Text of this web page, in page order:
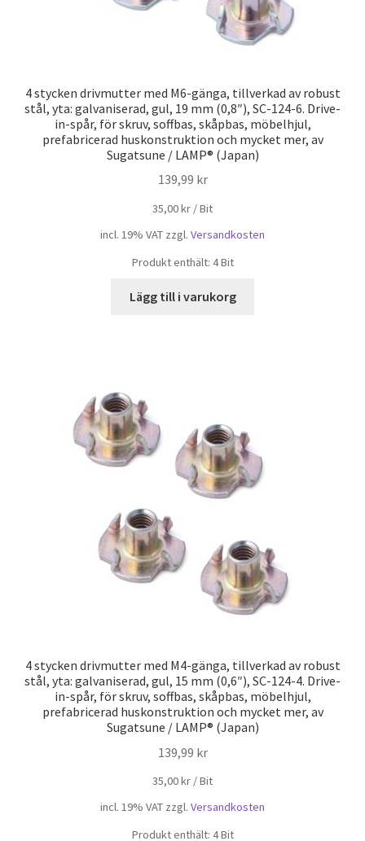
4 stycken drivmutter med M6-gänga, tillverkad av robust
stål, yta: galvaniserad, gul, 19 mm (0,8″), SC-124-6. Drive-
in-spår, för skruv, soffbas, skåpbas, möbelhjul,
prefabricerad huskonstruktion och mycket mer, av
Sugatsune / LAMP® (Japan)
139,99 kr
35,00kr /Bit
incl. 19% VAT zzgl. Versandkosten
Produkt enthält: 4Bit
Lägg till i varukorg
4 stycken drivmutter med M4-gänga, tillverkad av robust
stål, yta: galvaniserad, gul, 15 mm (0,6″), SC-124-4. Drive-
in-spår, för skruv, soffbas, skåpbas, möbelhjul,
prefabricerad huskonstruktion och mycket mer, av
Sugatsune / LAMP® (Japan)
139,99 kr
35,00kr /Bit
incl. 19% VAT zzgl. Versandkosten
Produkt enthält: 4Bit